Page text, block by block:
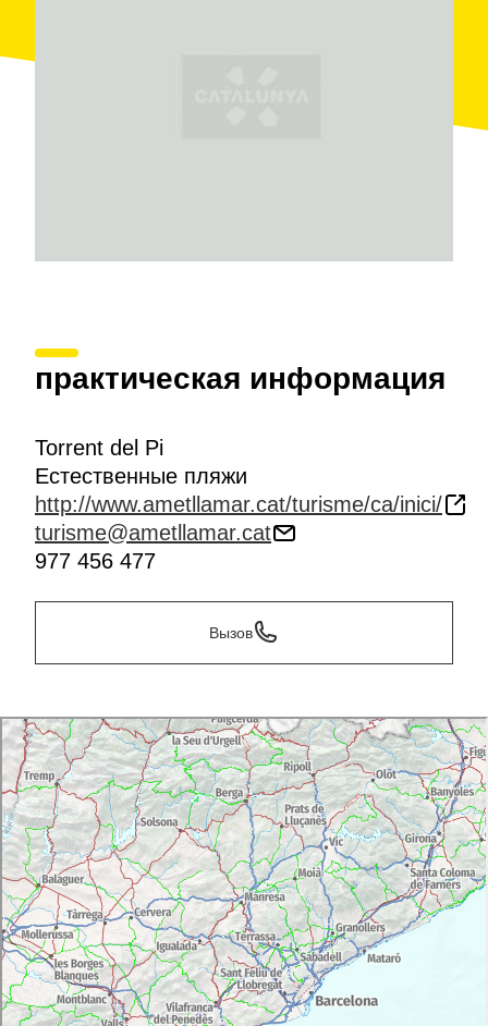
практическая информация
Torrent del Pi
Естественные пляжи
http://www.ametllamar.cat/turisme/ca/inici/
turisme@ametllamar.cat
977 456 477
Вызов